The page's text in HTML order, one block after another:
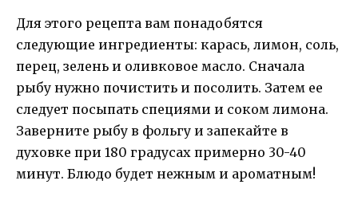
Для этого рецепта вам понадобятся
следующие ингредиенты: карась, лимон, соль,
перец, зелень и оливковое масло. Сначала
рыбу нужно почистить и посолить. Затем ее
следует посыпать специями и соком лимона.
Заверните рыбу в фольгу и запекайте в
духовке при 180 градусах примерно 30-40
минут. Блюдо будет нежным и ароматным!